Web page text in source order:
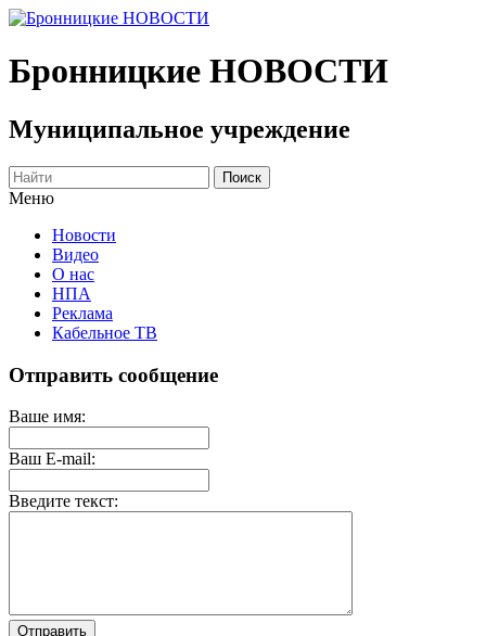
Бронницкие НОВОСТИ
Муниципальное учреждение
Меню
Новости
Видео
О нас
НПА
Реклама
Кабельное ТВ
Отправить сообщение
Ваше имя:
Ваш E-mail:
Введите текст: